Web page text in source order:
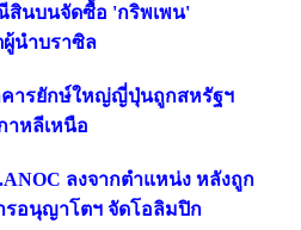
สินบนจัดซื้อ 'กริพเพน'
นำบราซิล
คารยักษ์ใหญ่ญี่ปุ่นถูกสหรัฐฯ
าหลีเหนือ
ลงจากตำแหน่ง หลังถูก
รอนุญาโตฯ จัดโอลิมปิก